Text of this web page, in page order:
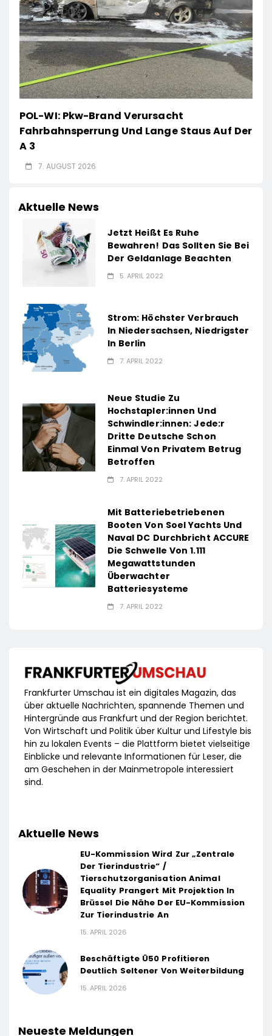
POL-WI: Pkw-Brand Verursacht
Fahrbahnsperrung Und Lange Staus Auf Der
A 3
7. AUGUST 2026
Aktuelle News
Jetzt Heißt Es Ruhe
Bewahren! Das Sollten Sie Bei
Der Geldanlage Beachten
5. APRIL 2022
Strom: Höchster Verbrauch
In Niedersachsen, Niedrigster
In Berlin
7. APRIL 2022
Neue Studie Zu
Hochstapler:innen Und
Schwindler:innen: Jede:r
Dritte Deutsche Schon
Einmal Von Privatem Betrug
Betroffen
7. APRIL 2022
Mit Batteriebetriebenen
Booten Von Soel Yachts Und
Naval DC Durchbricht ACCURE
Die Schwelle Von 1.111
Megawattstunden
Überwachter
Batteriesysteme
7. APRIL 2022
Frankfurter Umschau ist ein digitales Magazin, das
über aktuelle Nachrichten, spannende Themen und
Hintergründe aus Frankfurt und der Region berichtet.
Von Wirtschaft und Politik über Kultur und Lifestyle bis
hin zu lokalen Events – die Plattform bietet vielseitige
Einblicke und relevante Informationen für Leser, die
am Geschehen in der Mainmetropole interessiert
sind.
Aktuelle News
EU-Kommission Wird Zur „Zentrale
Der Tierindustrie“ /
Tierschutzorganisation Animal
Equality Prangert Mit Projektion In
Brüssel Die Nähe Der EU-Kommission
Zur Tierindustrie An
15. APRIL 2026
Beschäftigte Ü50 Profitieren
Deutlich Seltener Von Weiterbildung
15. APRIL 2026
Neueste Meldungen